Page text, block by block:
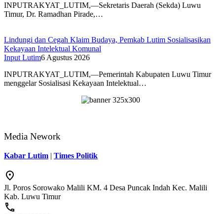
INPUTRAKYAT_LUTIM,—Sekretaris Daerah (Sekda) Luwu
Timur, Dr. Ramadhan Pirade,…
Lindungi dan Cegah Klaim Budaya, Pemkab Lutim Sosialisasikan
Kekayaan Intelektual Komunal
Input Lutim6 Agustus 2026
INPUTRAKYAT_LUTIM,—Pemerintah Kabupaten Luwu Timur
menggelar Sosialisasi Kekayaan Intelektual…
Media Nework
Kabar Lutim | Times Politik
Jl. Poros Sorowako Malili KM. 4 Desa Puncak Indah Kec. Malili
Kab. Luwu Timur